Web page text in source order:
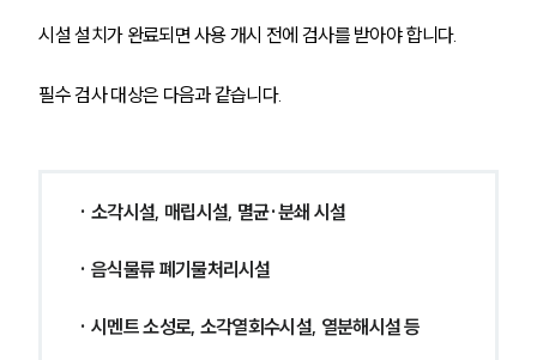
주요 업무사례
법률정보
법률지식인
업무분야
헌법·행정·규제·개혁그룹 업무
전체
시설 설치가 완료되면 사용 개시 전에 검사를 받아야 합니다.
필수 검사 대상은 다음과 같습니다.
· 소각시설, 매립시설, 멸균·분쇄 시설
· 음식물류 폐기물처리시설
· 시멘트 소성로, 소각열회수시설, 열분해시설 등